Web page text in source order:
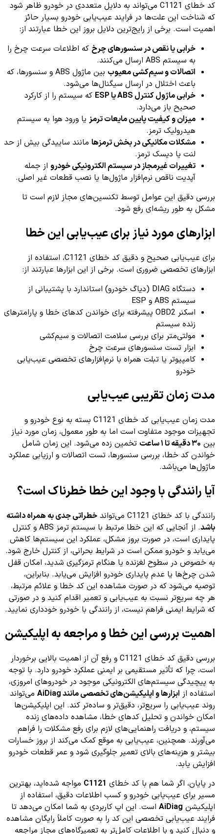
کد خطای C1121 می‌تواند به دلایل متعددی در خودرو ظاهر شود
که شناخت این علت‌ها در فرایند عیب‌یابی خودرو بسیار حائز
اهمیت است. برخی از رایج‌ترین دلایل بروز این خطا عبارتند از:
خرابی یا نقص در سنسورهای چرخ که اطلاعات سرعت چرخ را
به سیستم ABS ارسال می‌کنند.
اتصالات و سیم‌کشی معیوب
بین ماژول ABS و سنسورها، که
باعث اختلال در ارسال سیگنال‌ها می‌شود.
خرابی ماژول کنترل ABS یا ESP
که سیستم را از کارکرد
صحیح باز می‌دارد.
میزان و کیفیت پایین مایعات ترمز یا ورود هوا به سیستم
هیدرولیک ترمز.
مشکلات مکانیکی در بخش ترمز‌ها مانند ساییدگی بیش از حد
لنت یا دیسک ترمز.
تغییرات غیرمجاز در سیستم الکترونیکی خودرو از جمله
آپدیت ناقص نرم‌افزار ماژول‌ها یا نصب قطعات غیر اصلی.
بررسی دقیق این عوامل توسط تکنسین‌های مجاز لازم است تا
مشکل به طور ریشه‌ای رفع شود.
ابزارهای مورد نیاز برای عیب‌یابی این خطا
برای عیب‌یابی صحیح و دقیق کد خطای C1121، استفاده از
ابزارهای تخصصی ضروری است. برخی از این ابزارها عبارتند از:
دستگاه DIAG (دیاگ خودرو) استاندارد با پشتیبانی از
سیستم ABS و ESP
اسکنر OBD2 پیشرفته برای خواندن کدهای خطا و پارامترهای
زنده سیستم
مولتی‌متر برای بررسی سلامت اتصالات و سیم‌کشی
ابزار تست سنسورهای سرعت چرخ
کامپیوتر یا تبلت همراه با نرم‌افزارهای تخصصی عیب‌یابی
خودرو
مدت زمان تقریبی عیب‌یابی
مدت زمان عیب‌یابی کد خطای C1121 بسته به نوع خودرو و
تجهیزات موجود متفاوت است اما به طور معمول، زمان مورد نیاز
بین ۳۰ دقیقه تا ۱ ساعت
تخمین زده می‌شود. این زمان شامل
خواندن کد خطا، بررسی سنسورها، تست اتصالات و ارزیابی عملکرد
ماژول‌ها می‌باشد.
آیا رانندگی با وجود این خطا خطرناک است؟
رانندگی با کد خطای C1121 می‌تواند
خطراتی جدی به همراه داشته
باشد
. از آنجایی که این خطا مرتبط با سیستم ترمز ABS و کنترل
پایداری است، در صورت بروز مشکل، عملکرد این سیستم‌ها کاهش
می‌یابد و خودرو ممکن است در شرایط بحرانی، از کنترل خارج شود.
به خصوص در سطوح لغزنده یا هنگام ترمزگیری شدید، امکان قفل
شدن چرخ‌ها یا عدم پایداری خودرو افزایش می‌یابد. بنابراین،
توصیه می‌شود که در صورت مشاهده این کد خطا و علائم مرتبط،
هر چه سریع‌تر نسبت به عیب‌یابی و تعمیر اقدام کنید و در صورتی
که شرایط ایمنی فراهم نیست، از رانندگی با خودرو خودداری نمایید.
اهمیت بررسی این خطا و مراجعه به اپلیکیشن
بررسی دقیق کد خطای C1121 و رفع آن از اهمیت بالایی برخوردار
است، چرا که تأثیر مستقیمی بر ایمنی عملکرد خودرو دارد. با توجه
به پیچیدگی سیستم‌های الکترونیکی موجود در خودروهای امروزی،
استفاده از ابزارها و اپلیکیشن‌های تخصصی مانند AiDiag
می‌تواند
روند عیب‌یابی را سریع‌تر، دقیق‌تر و ساده‌تر کند. این اپلیکیشن‌ها
امکان خواندن و تحلیل کدهای خطا، مشاهده داده‌های زنده
سیستم، و دریافت راهنمایی‌های لازم برای رفع مشکلات را فراهم
می‌آورند. همچنین، عیب‌یابی به موقع کمک می‌کند از بروز خسارات
بیشتر و هزینه‌های بالای تعمیر جلوگیری شود و عمر قطعات خودرو
افزایش یابد.
در پایان، اگر شما هم با کد خطای C1121 مواجه شده‌اید، بهترین
مسیر برای عیب‌یابی خودرو و کسب اطلاعات دقیق، استفاده از
اپلیکیشن AiDiag است. این اپ کاربردی به شما امکان می‌دهد تا
فرایند عیب‌یابی تخصصی این کد را به صورت کاملاً رایگان مشاهده
و دنبال کنید و با اطلاعات کامل‌تر به تعمیرگاه‌های مجاز مراجعه